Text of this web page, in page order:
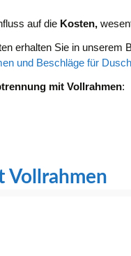
auf die Kosten,
erhalten Sie in unserem
und Beschläge für
mit Vollrahmen:
Vollrahmen